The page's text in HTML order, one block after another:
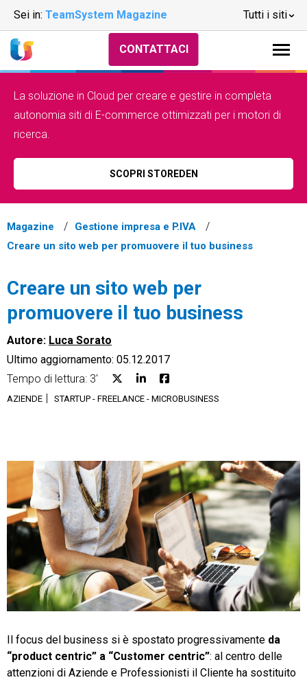
Sei in: TeamSystem Magazine Tutti i siti
CRM
Fatturazione
Financial Solutions
HR
Trust Services
TeamSystem Corporate
TeamSystem Store
CONTATTACI
La soluzione in Cloud per creare e gestire in completa
autonomia siti di E-commerce ottimizzati per i motori di
ricerca.
SCOPRI STOREDEN
Magazine
Gestione impresa e P.IVA
Creare un sito web per promuovere il tuo business
Creare un sito web per
promuovere il tuo business
Autore: Luca Sorato
Ultimo aggiornamento: 05.12.2017
Tempo di lettura: 3'
AZIENDE STARTUP - FREELANCE - MICROBUSINESS
Il focus del business si è spostato progressivamente da
“product centric” a “Customer centric”: al centro delle
attenzioni di Aziende e Professionisti il Cliente ha sostituito